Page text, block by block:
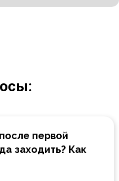
первой
заходить? Как